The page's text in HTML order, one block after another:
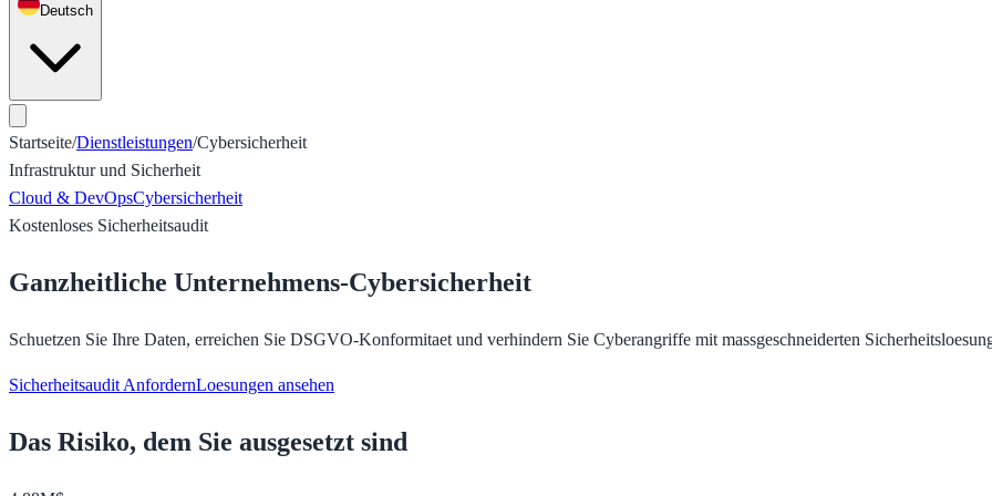
Deutsch
Startseite/Dienstleistungen/Cybersicherheit
Infrastruktur und Sicherheit
Cloud & DevOpsCybersicherheit
Kostenloses Sicherheitsaudit
Ganzheitliche Unternehmens-Cybersicherheit
Schuetzen Sie Ihre Daten, erreichen Sie DSGVO-Konformitaet und verhindern Sie Cyberangriffe mit massgeschneiderten
Sicherheitsaudit AnfordernLoesungen ansehen
Das Risiko, dem Sie ausgesetzt sind